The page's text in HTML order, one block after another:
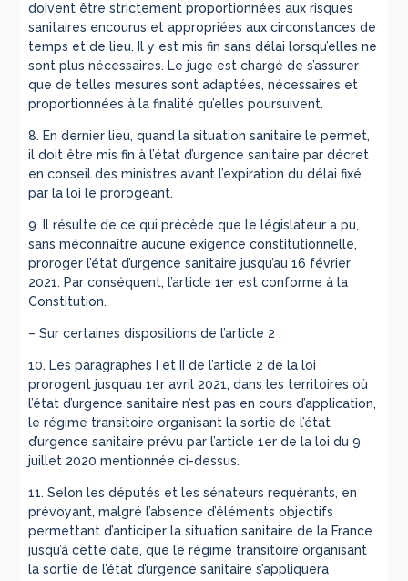
doivent être strictement proportionnées aux risques
sanitaires encourus et appropriées aux circonstances de
temps et de lieu. Il y est mis fin sans délai lorsqu’elles ne
sont plus nécessaires. Le juge est chargé de s’assurer
que de telles mesures sont adaptées, nécessaires et
proportionnées à la finalité qu’elles poursuivent.
8. En dernier lieu, quand la situation sanitaire le permet,
il doit être mis fin à l’état d’urgence sanitaire par décret
en conseil des ministres avant l’expiration du délai fixé
par la loi le prorogeant.
9. Il résulte de ce qui précède que le législateur a pu,
sans méconnaître aucune exigence constitutionnelle,
proroger l’état d’urgence sanitaire jusqu’au 16 février
2021. Par conséquent, l’article 1er est conforme à la
Constitution.
– Sur certaines dispositions de l’article 2 :
10. Les paragraphes I et II de l’article 2 de la loi
prorogent jusqu’au 1er avril 2021, dans les territoires où
l’état d’urgence sanitaire n’est pas en cours d’application,
le régime transitoire organisant la sortie de l’état
d’urgence sanitaire prévu par l’article 1er de la loi du 9
juillet 2020 mentionnée ci-dessus.
11. Selon les députés et les sénateurs requérants, en
prévoyant, malgré l’absence d’éléments objectifs
permettant d’anticiper la situation sanitaire de la France
jusqu’à cette date, que le régime transitoire organisant
la sortie de l’état d’urgence sanitaire s’appliquera